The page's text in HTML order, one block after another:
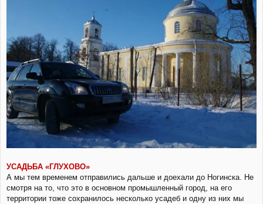
УСАДЬБА «ГЛУХОВО»
А мы тем временем отправились дальше и доехали до Ногинска. Не
смотря на то, что это в основном промышленный город, на его
территории тоже сохранилось несколько усадеб и одну из них мы